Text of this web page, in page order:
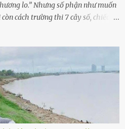
lo.” Nhưng số phận như muốn
cách trường thi 7 cây số, chiếc xe
nay quên mang theo! Giữa con
hoảng loạn vẫy tay xin đi nhờ. –
ơn cho cháu đi nhờ với! – Cô ơi,
thoại… Người thì lắc đầu. Người
lừa đảo. Tôi gào lên giữa đường
Còn hơn 30 phút nữa. Trong đầu
chạy. Tôi quăng xe vào vệ đường,